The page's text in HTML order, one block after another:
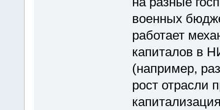
военных
работает
капиталов в
(например,
рост отрасли